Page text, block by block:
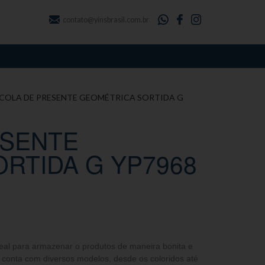
contato@yinsbrasil.com.br
DE PRESENTE GEOMÉTRICA SORTIDA G
G YP7968
para armazenar o produtos de maneira bonita e
com diversos modelos, desde os coloridos até